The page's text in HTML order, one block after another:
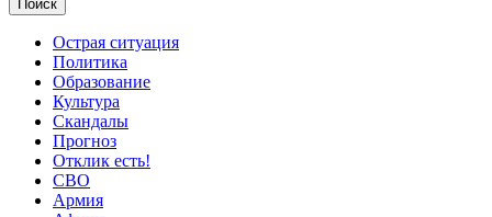
Острая ситуация
Политика
Образование
Культура
Скандалы
Прогноз
Отклик есть!
СВО
Армия